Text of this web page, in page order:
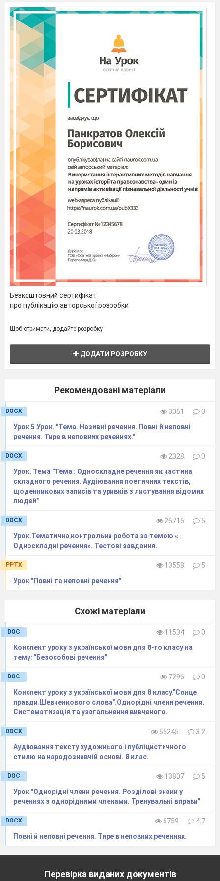
«Як стати успішною людиною? Що для
цього треба зробити? Яка формула
успіху?», а допоможе нам
«Односкладні безособові речення».
Цілевизначення.
Навіщо нам потрібно вивчати цей матеріал?
Де він нам знадобиться?
Зможете
-аналізувати, конструювати
безособові речення та використовувати у
власному
мовленні;
давати власну оцінку своєї діяльності з
погляду понять «відповідальність» та
«обов
язок», обгрунтовувати своє ставлення
до вирішення проблем, які виникають у вас
у повсякденному житті.
Опрацювання навчального
Колективна робота за підручником
Опрацювання теоретичного матеріалу (
§18). Складання опорної схеми.
«Зверніть увагу». Слід відрізняти
безособові речення з головним членом,
вираженим сполученням прислівника та
інфінітива, від двоскладних.
Під гору важко бігти. – односкладне.
Робота в дослідницьких групах.
Повторимо правила роботи в групах.
1
. Почерзі висловіть свої думки.
4. Дійдіть спільного висновку.
«Пізнавальний інтерес». Метод «Я
Аналіз текстів офіційно –
ділового, наукового і художнього стилів.
Прочитати текст, довести стильову
Уважно перечитайте всі безособові
З’ясувати ситуації, за яких ці речення
використовуються, а також – що вони
виражають, відтворюють.
Висновки записати навпроти кожного
Зверніться до вчителя, якщо виникають
проблеми.
Озвучити результати дослідження.
Картка – пам’ятка
важливу роль. Завдяки їй формується характер,
погляд на життя, суспільні інтереси й власні
Безкоштовний сертифікат
про публікацію авторської розробки
Щоб отримати, додайте розробку
ДОДАТИ РОЗРОБКУ
Рекомендовані матеріали
DOCX 3061
0
Урок 5 Урок. "Тема. Називні речення. Повні й неповні
речення. Тире в неповних реченнях."
DOCX 2328
0
Урок. Тема "Тема : Односкладне речення як частина
складного речення. Аудіювання поетичних текстів,
щоденникових записів та уривків з листування відомих
людей"
DOCX 26716
5
Урок.Тематична контрольна робота за темою «
Односкладні речення». Тестові завдання.
PPTX 13558
5
Урок "Повні та неповні речення"
Схожі матеріали
DOC 11534
0
Конспект уроку з української мови для 8-го класу на
тему: "Безособові речення"
DOC 7296
0
Конспект уроку з української мови для 8 класу."Сонце
правди Шевченкового слова".Однорідні члени речення.
Систематизація та узагальнення вивченого.
DOCX 55245
3.2
​Аудіювання тексту художнього і публіцистичного
стилю на народознавчій основі. 8 клас.
DOC 13807
5
Урок "Однорідні члени речення. Розділові знаки у
реченнях з однорідними членами. Тренувальні вправи"
DOCX 6759
4.7
Повні й неповні речення. Тире в неповних реченнях.
Перевірка виданих документів